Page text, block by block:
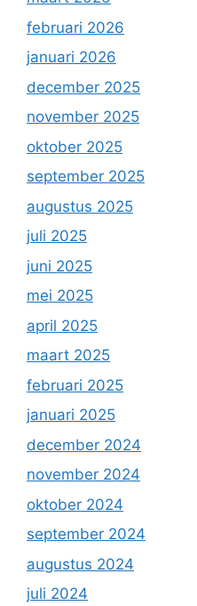
februari 2026
januari 2026
december 2025
november 2025
oktober 2025
september 2025
augustus 2025
juli 2025
juni 2025
mei 2025
april 2025
maart 2025
februari 2025
januari 2025
december 2024
november 2024
oktober 2024
september 2024
augustus 2024
juli 2024